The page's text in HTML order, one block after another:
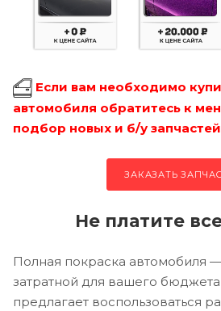
Если вам необходимо
автомобиля обратитесь к
подбор новых и б/у
ЗАКАЗАТЬ
Не платите
Полная покраска автомобиля
затратной для вашего
предлагает воспользоваться